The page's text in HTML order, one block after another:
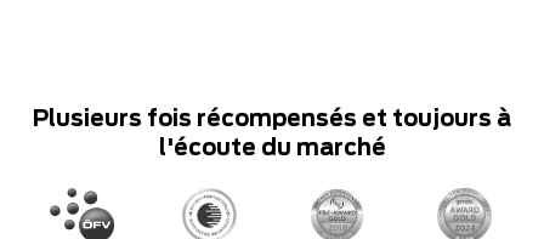
Plusieurs fois récompensés et toujours à
l'écoute du marché